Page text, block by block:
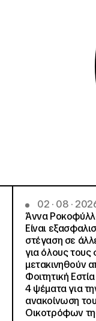
02 · 08 ·
Άννα
Είναι
στέγαση σε
για όλους τους
μετακινηθούν
Φοιτητική
4 ψέματα για
ανακοίνωση
Οικοτρόφων